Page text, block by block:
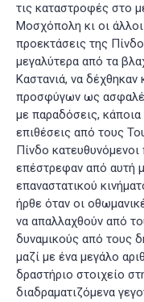
τις καταστροφές στο
Μοσχόπολη κι οι άλλοι
προεκτάσεις της
μεγαλύτερα από τα
Καστανιά, να
προσφύγων ως
με παραδόσεις,
επιθέσεις από τους
Πίνδο
επέστρεφαν από αυτή
επαναστατικού
ήρθε όταν οι
να απαλλαχθούν από
δυναμικούς από τους
μαζί με ένα μεγάλο
δραστήριο στοιχείο
διαδραματιζόμενα